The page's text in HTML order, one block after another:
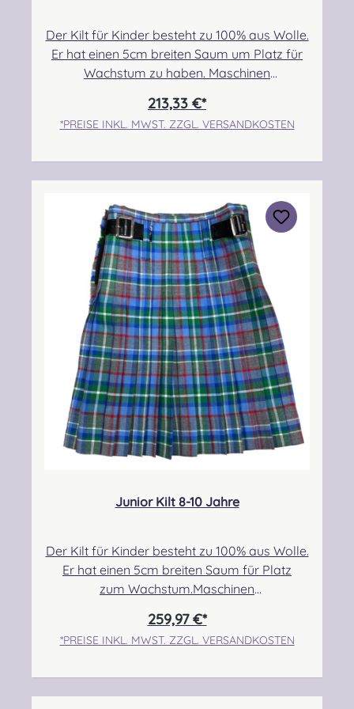
Der Kilt für Kinder besteht zu 100% aus Wolle.
Er hat einen 5cm breiten Saum um Platz für
Wachstum zu haben. Maschinen
55,88cm-60,96cmHüfte: 63,50cm-
68,58cmLänge max.: 43,18cm+5,08cm
Works North Street Forfar Scotland DD8
3BN Kontakt:
info@strathmorewoollen.co.uk Verantwortlic
he Person: Nieswiec & Zeh Easy Piping &
Drumming Gbr, Gabelsbergerstraße 27,
32425 Minden Kontakt:
kontakt@easypipinganddrumming.com
213,33 €*
*PREISE INKL. MWST. ZZGL. VERSANDKOSTEN
Junior Kilt 8-10 Jahre
Der Kilt für Kinder besteht zu 100% aus Wolle.
Er hat einen 5cm breiten Saum für Platz
zum Wachstum.Maschinen
63,50cm-71,12cmHüfte: 73,66cm-
78,74cmLänge max.: 50,80cm+5,08cm Saum
259,97 €*
*PREISE INKL. MWST. ZZGL. VERSANDKOSTEN